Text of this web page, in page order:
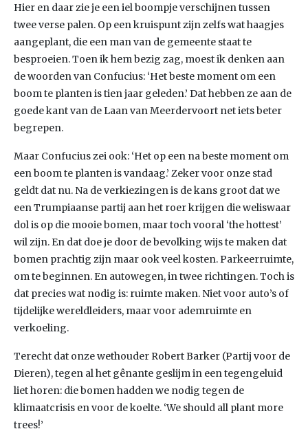
Hier en daar zie je een iel boompje verschijnen tussen
twee verse palen. Op een kruispunt zijn zelfs wat haagjes
aangeplant, die een man van de gemeente staat te
besproeien. Toen ik hem bezig zag, moest ik denken aan
de woorden van Confucius: ‘Het beste moment om een
boom te planten is tien jaar geleden.’ Dat hebben ze aan de
goede kant van de Laan van Meerdervoort net iets beter
begrepen.
Maar Confucius zei ook: ‘Het op een na beste moment om
een boom te planten is vandaag.’ Zeker voor onze stad
geldt dat nu. Na de verkiezingen is de kans groot dat we
een Trumpiaanse partij aan het roer krijgen die weliswaar
dol is op die mooie bomen, maar toch vooral ‘the hottest’
wil zijn. En dat doe je door de bevolking wijs te maken dat
bomen prachtig zijn maar ook veel kosten. Parkeerruimte,
om te beginnen. En autowegen, in twee richtingen. Toch is
dat precies wat nodig is: ruimte maken. Niet voor auto’s of
tijdelijke wereldleiders, maar voor ademruimte en
verkoeling.
Terecht dat onze wethouder Robert Barker (Partij voor de
Dieren), tegen al het gênante geslijm in een tegengeluid
liet horen: die bomen hadden we nodig tegen de
klimaatcrisis en voor de koelte. ‘We should all plant more
trees!’